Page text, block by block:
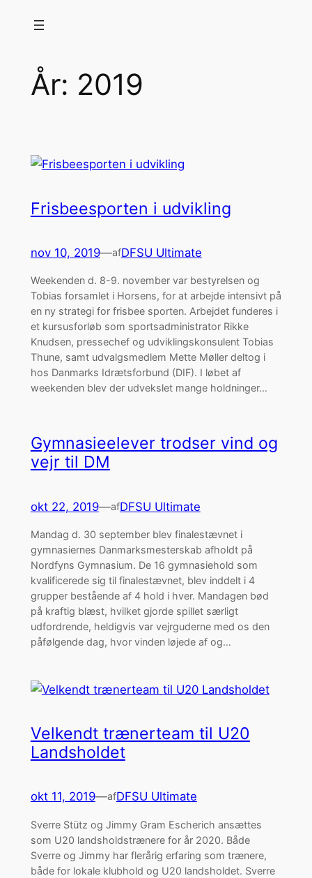
År: 2019
Frisbeesporten i udvikling
nov 10, 2019—afDFSU Ultimate
Weekenden d. 8-9. november var bestyrelsen og
Tobias forsamlet i Horsens, for at arbejde intensivt på
en ny strategi for frisbee sporten. Arbejdet funderes i
et kursusforløb som sportsadministrator Rikke
Knudsen, pressechef og udviklingskonsulent Tobias
Thune, samt udvalgsmedlem Mette Møller deltog i
hos Danmarks Idrætsforbund (DIF). I løbet af
weekenden blev der udvekslet mange holdninger…
Gymnasieelever trodser vind og
vejr til DM
okt 22, 2019—afDFSU Ultimate
Mandag d. 30 september blev finalestævnet i
gymnasiernes Danmarksmesterskab afholdt på
Nordfyns Gymnasium. De 16 gymnasiehold som
kvalificerede sig til finalestævnet, blev inddelt i 4
grupper bestående af 4 hold i hver. Mandagen bød
på kraftig blæst, hvilket gjorde spillet særligt
udfordrende, heldigvis var vejrguderne med os den
påfølgende dag, hvor vinden løjede af og…
Velkendt trænerteam til U20
Landsholdet
okt 11, 2019—afDFSU Ultimate
Sverre Stütz og Jimmy Gram Escherich ansættes
som U20 landsholdstrænere for år 2020. Både
Sverre og Jimmy har flerårig erfaring som trænere,
både for lokale klubhold og U20 landsholdet. Sverre